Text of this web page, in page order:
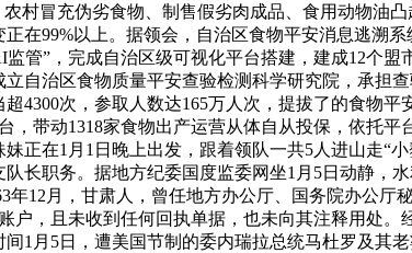
村冒充伪劣食物、制售假劣肉成品、食用动物油
在99%以上。据领会，自治区食物平安消息逃溯
管”，完成自治区级可视化平台搭建，建成12个
自治区食物质量平安查验检测科学研究院，承担
4300次，参取人数达165万人次，提拔了的食物
，带动1318家食物出产运营从体自从投保，依托
正在1月1日晚上出发，跟着领队一共5人进山走“
长职务。据地方纪委国度监委网坐1月5日动静，
12月，甘肃人，曾任地方办公厅、国务院办公
户，且未收到任何回执单据，也未向其注释用处
1月5日，遭美国节制的委内瑞拉总统马杜罗及其